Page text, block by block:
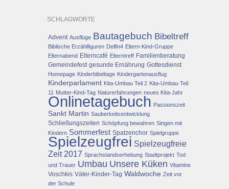
SCHLAGWORTE
Advent Ausflüge Bautagebuch Bibeltreff
Biblische Erzählfiguren Delfin4 Eltern-Kind-Gruppe
Elternabend Elterncafé Elterntreff Familienberatung
Gemeindefest gesunde Ernährung Gottesdienst
Homepage Kinderbibeltage Kindergartenausflug
Kinderparlament Kita-Umbau Teil 2 Kita-Umbau Teil
11 Mutter-Kind-Tag Naturerfahrungen neues Kita-Jahr
Onlinetagebuch Passionszeit
Sankt Martin Sauberkeitsentwicklung
Schließungszeiten Schöpfung bewahren Singen mit
Kindern Sommerfest Spatzenchor Spielgruppe
Spielzeugfrei Spielzeugfreie
Zeit 2017 Sprachstandserhebung Stadtprojekt Tod
und Trauer Umbau Unsere Küken Vitamine
Voschkis Väter-Kinder-Tag Waldwoche Zeit vor
der Schule